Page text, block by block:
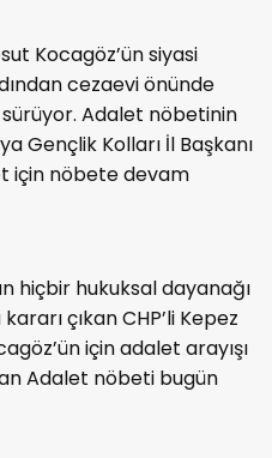
Kocagöz’ün siyasi
cezaevi önünde
Adalet nöbetinin
Gençlik Kolları İl Başkanı
için nöbete devam
hiçbir hukuksal dayanağı
çıkan CHP’li Kepez
için adalet arayışı
Adalet nöbeti bugün